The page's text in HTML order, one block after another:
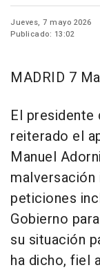
Jueves, 7 mayo 2026
Publicado: 13:02
MADRID 7
El presidente
reiterado el
Manuel
peticiones
Gobierno
su situación
ha dicho, fiel